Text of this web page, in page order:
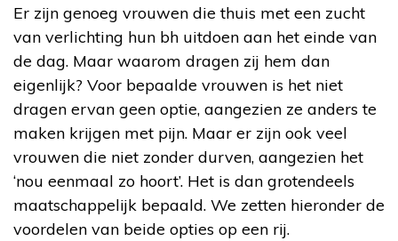
Er zijn genoeg vrouwen die thuis met een zucht
van verlichting hun bh uitdoen aan het einde van
de dag. Maar waarom dragen zij hem dan
eigenlijk? Voor bepaalde vrouwen is het niet
dragen ervan geen optie, aangezien ze anders te
maken krijgen met pijn. Maar er zijn ook veel
vrouwen die niet zonder durven, aangezien het
‘nou eenmaal zo hoort’. Het is dan grotendeels
maatschappelijk bepaald. We zetten hieronder de
voordelen van beide opties op een rij.